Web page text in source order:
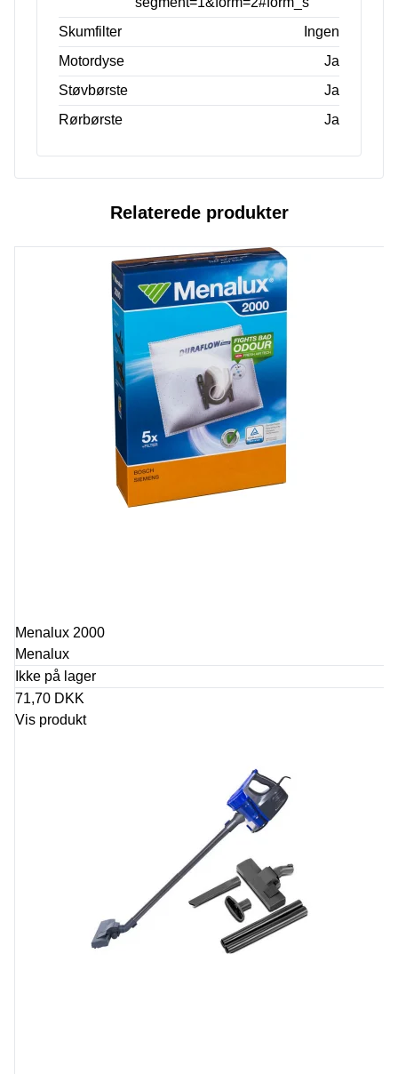
Skumfilter
Ingen
Motordyse
Ja
Støvbørste
Ja
Rørbørste
Ja
Relaterede produkter
Menalux 2000
Menalux
Ikke på lager
71,70 DKK
Vis produkt